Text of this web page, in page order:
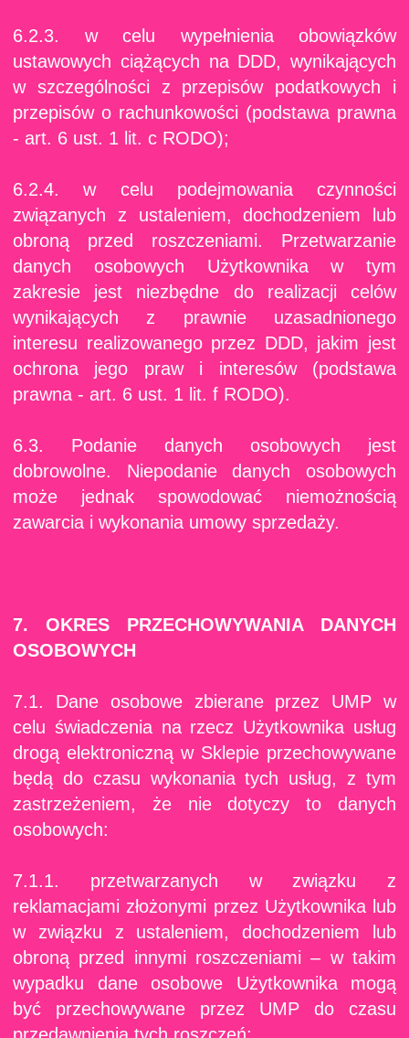
6.2.3. w celu wypełnienia obowiązków
ustawowych ciążących na DDD, wynikających
w szczególności z przepisów podatkowych i
przepisów o rachunkowości (podstawa prawna
- art. 6 ust. 1 lit. c RODO);
6.2.4. w celu podejmowania czynności
związanych z ustaleniem, dochodzeniem lub
obroną przed roszczeniami. Przetwarzanie
danych osobowych Użytkownika w tym
zakresie jest niezbędne do realizacji celów
wynikających z prawnie uzasadnionego
interesu realizowanego przez DDD, jakim jest
ochrona jego praw i interesów (podstawa
prawna - art. 6 ust. 1 lit. f RODO).
6.3. Podanie danych osobowych jest
dobrowolne. Niepodanie danych osobowych
może jednak spowodować niemożnością
zawarcia i wykonania umowy sprzedaży.
7. OKRES PRZECHOWYWANIA DANYCH
OSOBOWYCH
7.1. Dane osobowe zbierane przez UMP w
celu świadczenia na rzecz Użytkownika usług
drogą elektroniczną w Sklepie przechowywane
będą do czasu wykonania tych usług, z tym
zastrzeżeniem, że nie dotyczy to danych
osobowych:
7.1.1. przetwarzanych w związku z
reklamacjami złożonymi przez Użytkownika lub
w związku z ustaleniem, dochodzeniem lub
obroną przed innymi roszczeniami – w takim
wypadku dane osobowe Użytkownika mogą
być przechowywane przez UMP do czasu
przedawnienia tych roszczeń;